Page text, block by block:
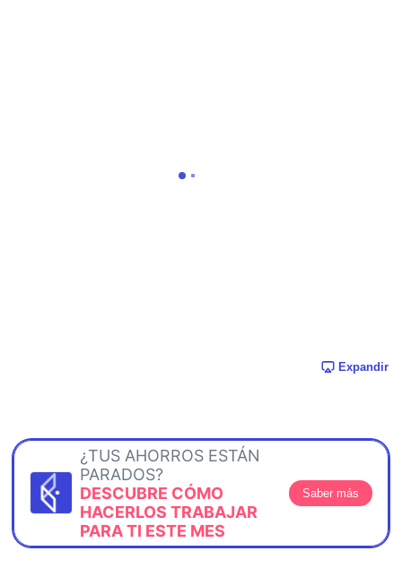
Expandir
¿TUS AHORROS ESTÁN
PARADOS?
DESCUBRE CÓMO
HACERLOS TRABAJAR
PARA TI ESTE MES
Saber más